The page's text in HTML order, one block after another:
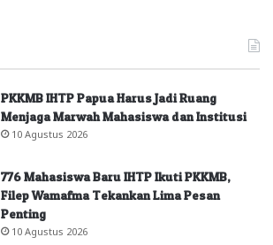
PKKMB IHTP Papua Harus Jadi Ruang
Menjaga Marwah Mahasiswa dan Institusi
10 Agustus 2026
776 Mahasiswa Baru IHTP Ikuti PKKMB,
Filep Wamafma Tekankan Lima Pesan
Penting
10 Agustus 2026